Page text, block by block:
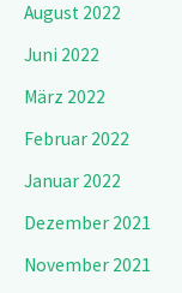
August 2022
Juni 2022
März 2022
Februar 2022
Januar 2022
Dezember 2021
November 2021